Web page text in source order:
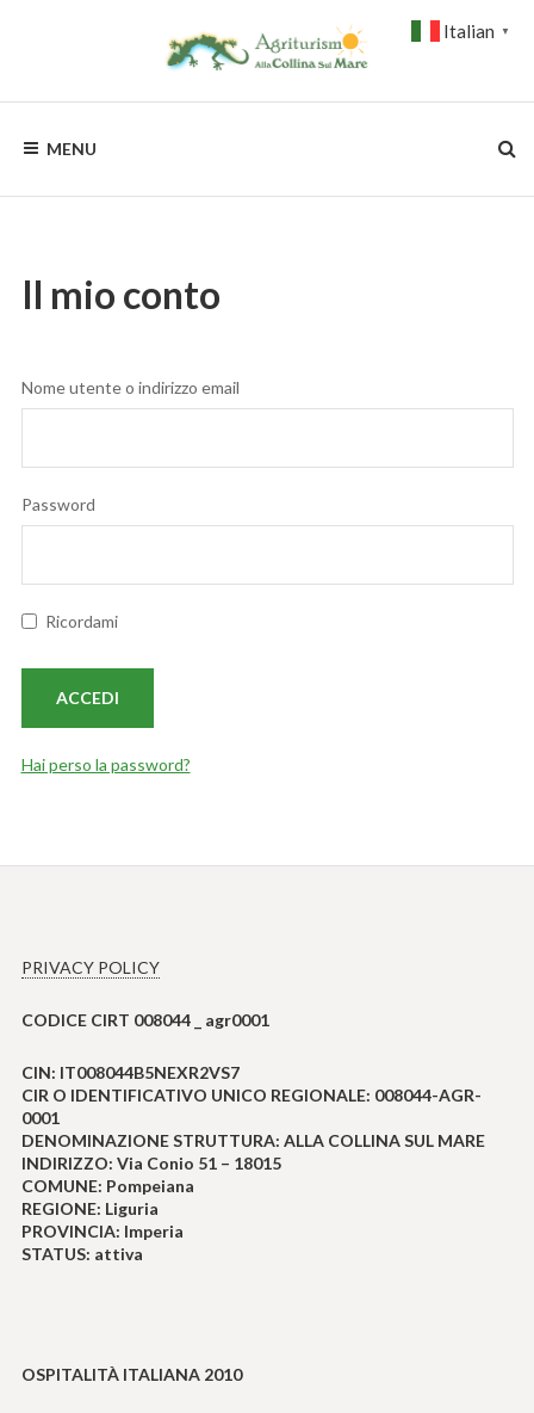
COLLINA
SUL
MENU
Il mio conto
Nome utente o indirizzo email
Password
Ricordami
Hai perso la password?
PRIVACY POLICY
CODICE CIRT 008044 _ agr0001
CIN: IT008044B5NEXR2VS7
CIR O IDENTIFICATIVO UNICO REGIONALE: 008044-AGR-
0001
DENOMINAZIONE STRUTTURA: ALLA COLLINA SUL MARE
INDIRIZZO: Via Conio 51 – 18015
COMUNE: Pompeiana
REGIONE: Liguria
PROVINCIA: Imperia
STATUS: attiva
OSPITALITÀ ITALIANA 2010
Italian ▼